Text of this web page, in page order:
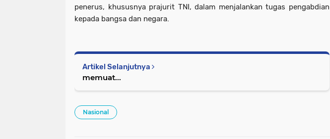
penerus, khususnya prajurit TNI, dalam menjalankan tugas pengabdian
kepada bangsa dan negara.
Artikel Selanjutnya
memuat...
Nasional